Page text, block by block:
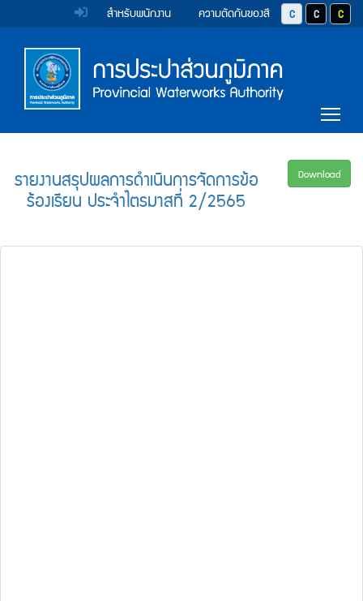
หน้า
แรก
(การ
ประปา
ส่วน
ภูมิภาค)
ไป
ยัง
เนื้อหา
(Skip
to
content)
ข้าม
เมนู
(Skip
Menu
สำหรับพนักงาน ความตัดกันของสี ปุ่มปรับสีตัวอักษร
ปุ่มปรับสีตั
ปุ่มป
ตรา
สัญลักษณ์
และ
ค่า
การ
ประปา
ส่วน
ภูมิภาค
ตรา
สัญลักษณ์
และ
ค่า
การ
ประปา
ส่วน
Main
Menu
รายงานสรุปผลการดำเนินการจัดการข้อ
ร้องเรียน ประจำไตรมาสที่ 2/2565
Download